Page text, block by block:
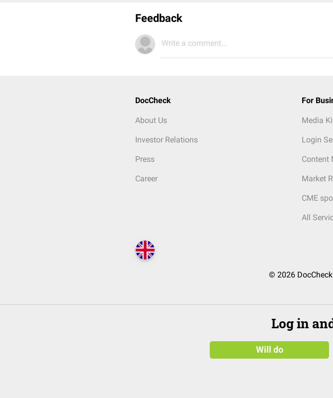
Feedback
Write a comment...
DocCheck
About Us
Investor Relations
Press
Career
For
Media
Login
Content
Market
CME
All
© 2026
Log in
Will do